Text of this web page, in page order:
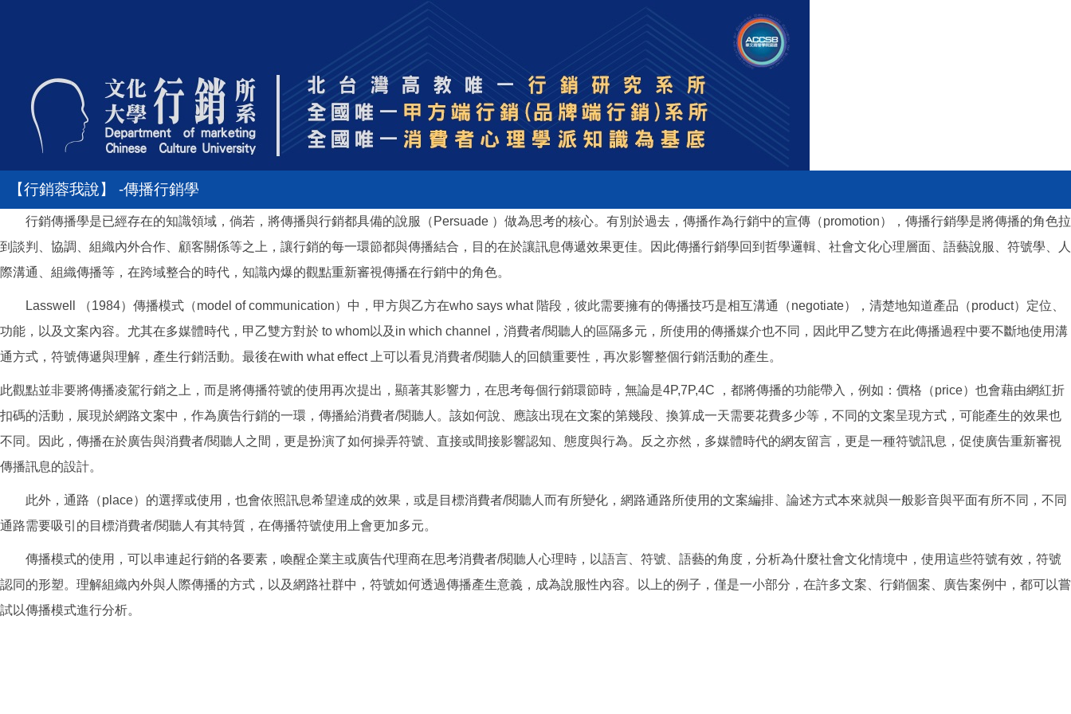
【行銷蓉我說】 -傳播行銷學
行銷傳播學是已經存在的知識領域，倘若，將傳播與行銷都具備的說服（Persuade ）做為思考的核心。有別於過去，傳播作為行銷中的宣傳（promotion），傳播行銷學是將傳播的角色拉
到談判、協調、組織內外合作、顧客關係等之上，讓行銷的每一環節都與傳播結合，目的在於讓訊息傳遞效果更佳。因此傳播行銷學回到哲學邏輯、社會文化心理層面、語藝說服、符號學、人
際溝通、組織傳播等，在跨域整合的時代，知識內爆的觀點重新審視傳播在行銷中的角色。
Lasswell （1984）傳播模式（model of communication）中，甲方與乙方在who says what 階段，彼此需要擁有的傳播技巧是相互溝通（negotiate），清楚地知道產品（product）定位、
功能，以及文案內容。尤其在多媒體時代，甲乙雙方對於 to whom以及in which channel，消費者/閱聽人的區隔多元，所使用的傳播媒介也不同，因此甲乙雙方在此傳播過程中要不斷地使用溝
通方式，符號傳遞與理解，產生行銷活動。最後在with what effect 上可以看見消費者/閱聽人的回饋重要性，再次影響整個行銷活動的產生。
此觀點並非要將傳播凌駕行銷之上，而是將傳播符號的使用再次提出，顯著其影響力，在思考每個行銷環節時，無論是4P,7P,4C ，都將傳播的功能帶入，例如：價格（price）也會藉由網紅折
扣碼的活動，展現於網路文案中，作為廣告行銷的一環，傳播給消費者/閱聽人。該如何說、應該出現在文案的第幾段、換算成一天需要花費多少等，不同的文案呈現方式，可能產生的效果也
不同。因此，傳播在於廣告與消費者/閱聽人之間，更是扮演了如何操弄符號、直接或間接影響認知、態度與行為。反之亦然，多媒體時代的網友留言，更是一種符號訊息，促使廣告重新審視
傳播訊息的設計。
此外，通路（place）的選擇或使用，也會依照訊息希望達成的效果，或是目標消費者/閱聽人而有所變化，網路通路所使用的文案編排、論述方式本來就與一般影音與平面有所不同，不同
通路需要吸引的目標消費者/閱聽人有其特質，在傳播符號使用上會更加多元。
傳播模式的使用，可以串連起行銷的各要素，喚醒企業主或廣告代理商在思考消費者/閱聽人心理時，以語言、符號、語藝的角度，分析為什麼社會文化情境中，使用這些符號有效，符號
認同的形塑。理解組織內外與人際傳播的方式，以及網路社群中，符號如何透過傳播產生意義，成為說服性內容。以上的例子，僅是一小部分，在許多文案、行銷個案、廣告案例中，都可以嘗
試以傳播模式進行分析。